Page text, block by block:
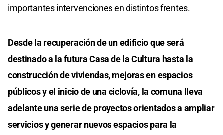
importantes intervenciones en distintos frentes.
Desde la recuperación de un edificio que será
destinado a la futura Casa de la Cultura hasta la
construcción de viviendas, mejoras en espacios
públicos y el inicio de una ciclovía, la comuna lleva
adelante una serie de proyectos orientados a ampliar
servicios y generar nuevos espacios para la